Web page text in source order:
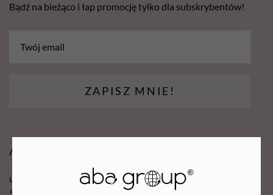
Bądź na bieżąco i łap promocję tylko dla subskrybentów!
ZAPISZ MNIE!
Aba Group
ul. Robotnicza 70D